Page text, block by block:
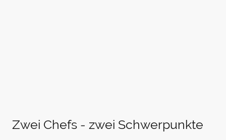
Zwei Chefs - zwei Schwerpunkte